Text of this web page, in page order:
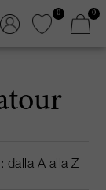
0 0